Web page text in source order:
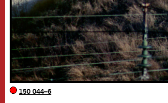
150 044–6